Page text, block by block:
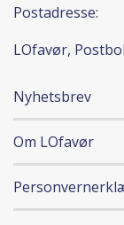
Postadresse:
LOfavør,
Nyhetsbrev
Om LOfavør